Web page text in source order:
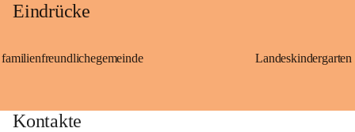
Eindrücke
familienfreundlichegemeinde
Kontakte